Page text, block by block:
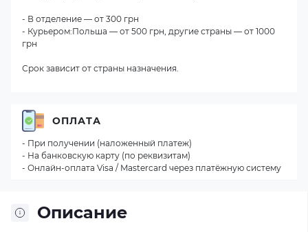
Описание
- В отделение — от 300 грн
- Курьером:Польша — от 500 грн, другие страны — от 1000
грн
Срок зависит от страны назначения.
ОПЛАТА
- При получении (наложенный платеж)
- На банковскую карту (по реквизитам)
- Онлайн-оплата Visa / Mastercard через платёжную систему